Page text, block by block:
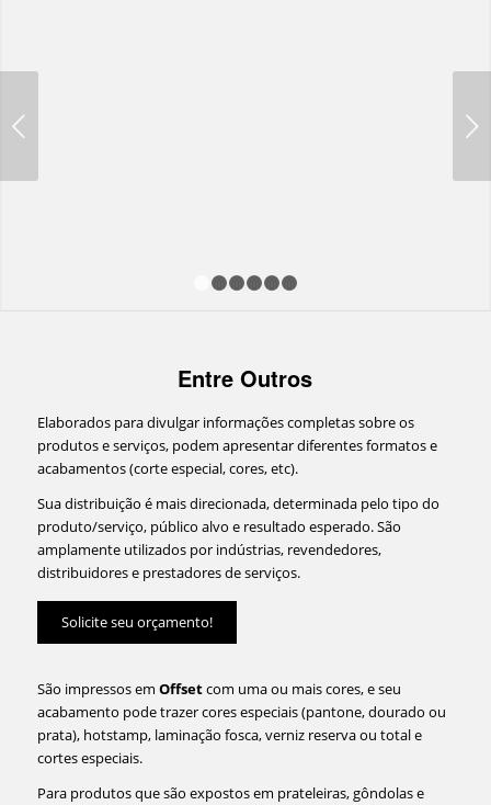
Entre Outros
Elaborados para divulgar informações completas sobre os
produtos e serviços, podem apresentar diferentes formatos e
acabamentos (corte especial, cores, etc).
Sua distribuição é mais direcionada, determinada pelo tipo do
produto/serviço, público alvo e resultado esperado. São
amplamente utilizados por indústrias, revendedores,
distribuidores e prestadores de serviços.
Solicite seu orçamento!
São impressos em Offsetcom uma ou mais cores, e seu
acabamento pode trazer cores especiais (pantone, dourado ou
prata), hotstamp, laminação fosca, verniz reserva ou total e
cortes especiais.
Para produtos que são expostos em prateleiras, gôndolas e